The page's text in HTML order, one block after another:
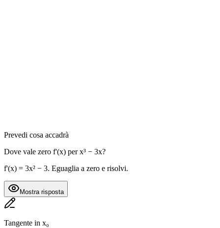
Prevedi cosa accadrà
Dove vale zero f'(x) per x³ − 3x?
f'(x) = 3x² − 3. Eguaglia a zero e risolvi.
Mostra risposta
Tangente in x₀